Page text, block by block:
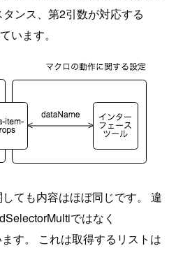
ンス、第2引数が対応する
います。
ても内容はほぼ同じです。 違
ではなく
す。 これは取得するリストは